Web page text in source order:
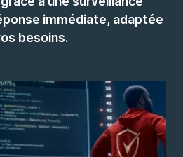
immédiate, adaptée
besoins.
surveillance continue